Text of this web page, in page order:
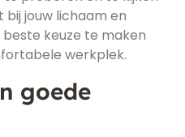
jouw lichaam en
keuze te maken
werkplek.
goede